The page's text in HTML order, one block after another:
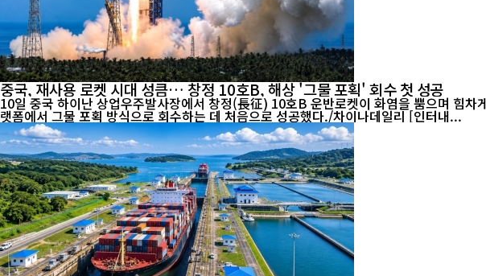
중국, 재사용 로켓 시대 성큼… 창정 10호B, 해상 '그물 포획' 회수 첫 성공
10일 중국 하이난 상업우주발사장에서 창정(長征) 10호B 운반로켓이 화염을 뿜으며 힘
랫폼에서 그물 포획 방식으로 회수하는 데 처음으로 성공했다./차이나데일리 [인터내...